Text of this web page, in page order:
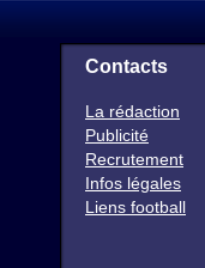
Contacts
La rédaction
Publicité
Recrutement
Infos légales
Liens football